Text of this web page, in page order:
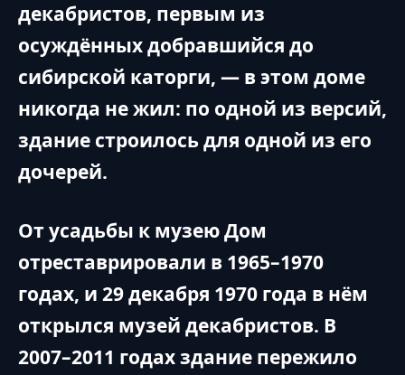
декабристов, первым из
осуждённых добравшийся до
сибирской каторги, — в этом доме
никогда не жил: по одной из версий,
здание строилось для одной из его
дочерей.
От усадьбы к музею Дом
отреставрировали в 1965–1970
годах, и 29 декабря 1970 года в нём
открылся музей декабристов. В
2007–2011 годах здание пережило